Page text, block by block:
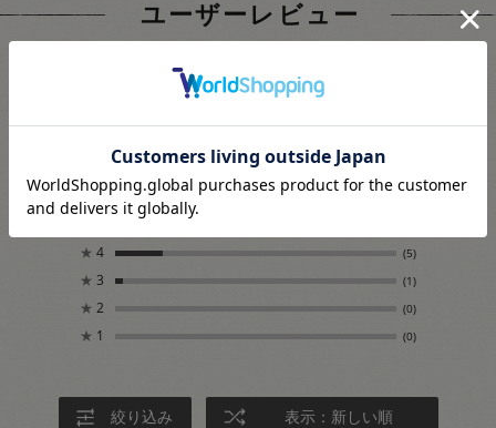
ユーザーレビュー
4.8
レビュー件数： 30件
★ 4 (5)
★ 3 (1)
★ 2 (0)
★ 1 (0)
絞り込み 表示：新しい順